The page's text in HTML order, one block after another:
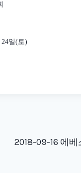
일(토)
2018-09-16 에베